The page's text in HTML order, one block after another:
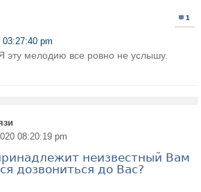
1
03:27:40 pm
эту мелодию все ровно не услышу.
08:20:19 pm
неизвестный Вам
дозвониться до Вас?